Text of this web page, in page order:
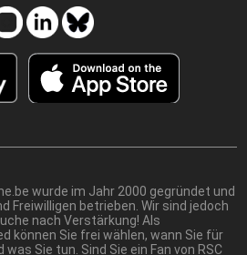
wurde im Jahr 2000 gegründet und
Freiwilligen betrieben. Wir sind jedoch
nach Verstärkung! Als
können Sie frei wählen, wann Sie für
Sie tun. Sind Sie ein Fan von RSC